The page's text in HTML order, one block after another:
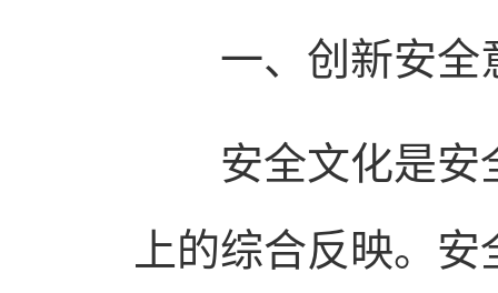
一、创新安全意
安全文化是安全
上的综合反映。